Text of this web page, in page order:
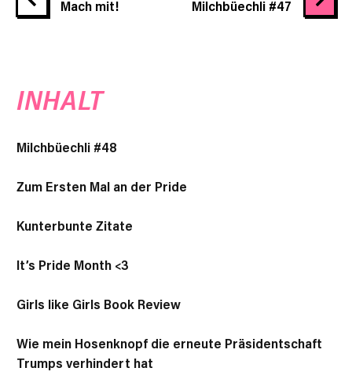
Mach mit! Milchbüechli #47
INHALT
Milchbüechli #48
Zum Ersten Mal an der Pride
Kunterbunte Zitate
It’s Pride Month <3
Girls like Girls Book Review
Wie mein Hosenknopf die erneute Präsidentschaft
Trumps verhindert hat